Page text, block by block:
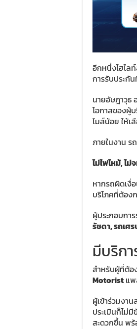
อีกหนึ่งไฮไล
การรับประกั
นายอัษฎาวุธ
โอกาสของผู้
ไมล์น้อย ให้เ
ภายในงาน ร
ไม่ไฟไหม้, ไ
หากรถผิดเงื่
บริโภคที่ต้อง
ผู้ประกอบกา
รัชดา, รถเศ
มีบริก
สำหรับผู้ที่ต้อ
Motorist แ
ผู้เข้าร่วมงา
ประเมินก็ไม่
สะดวกขึ้น พร้